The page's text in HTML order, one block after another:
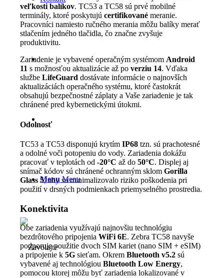
Menu Menu
veľkosti balíkov. TC53 a TC58 sú prvé mobilné
terminály, ktoré poskytujúcertifikované meranie.
Pracovníci namiesto ručného merania môžu balíky merať
stlačením jedného tlačidla, čo značne zvyšuje
produktivitu.
Zariadenie je vybavené operačným systémom Android
11 s možnosťou aktualizácie až poverziu 14. Vďaka
službe LifeGuard dostávate informácie o najnovších
aktualizáciách operačného systému, ktoré častokrát
obsahujú bezpečnostné záplaty a Vaše zariadenie je tak
chránené pred kybernetickými útokmi.
Odolnosť
TC53 a TC53 disponujú krytímIP68 tzn. sú prachotesné
a odolné voči potopeniu do vody. Zariadenia dokážu
pracovať v teplotách od -20°C až do50°C. Displej aj
snímač kódov sú chránené ochranným sklomGorilla
Glass 5, aby sa minimalizovalo riziko poškodenia pri
použití v drsných podmienkach priemyselného prostredia.
Konektivita
Obe zariadenia využívajú najnovšiu technológiu
bezdrôtového pripojeniaWiFi 6E. Zebra TC58 navyše
podporuje použitie dvoch SIM kariet (nano SIM + eSIM)
a pripojenie k5G sieťam. OkremBluetooth v5.2 sú
vybavené aj technológiouBluetooth Low Energy,
pomocou ktorej môžu byť zariadenia lokalizované v